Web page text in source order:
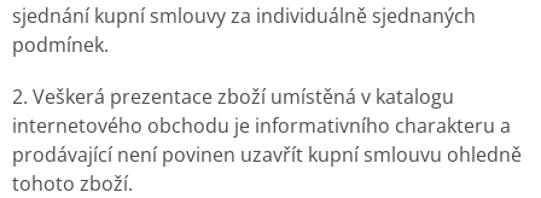
sjednání kupní smlouvy za individuálně sjednaných
podmínek.
2. Veškerá prezentace zboží umístěná v katalogu
internetového obchodu je informativního charakteru a
prodávající není povinen uzavřít kupní smlouvu ohledně
tohoto zboží.